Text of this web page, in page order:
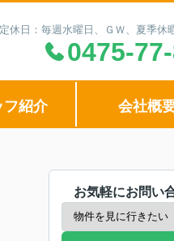
休日：毎週水曜日、ＧＷ、夏季休
0475-
フ紹介 会社概
お気軽にお問い